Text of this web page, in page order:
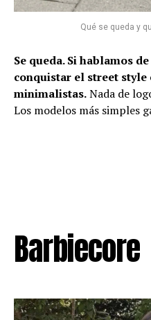
Qué se queda y
Se queda. Si hablamos
conquistar el street style
minimalistas.Nada de
Los modelos más simples
Barbiecore